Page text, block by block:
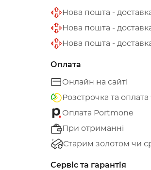
Нова пошта -
Нова пошта -
Нова пошта -
Оплата
Онлайн на сайті
Розстрочка та
Оплата Portmone
При отриманні
Старим золотом чи
Сервіс та гарантія